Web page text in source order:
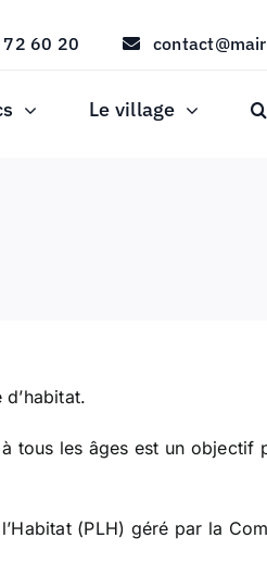
60 20
Le village
tous les âges est un objectif
(PLH) géré par la